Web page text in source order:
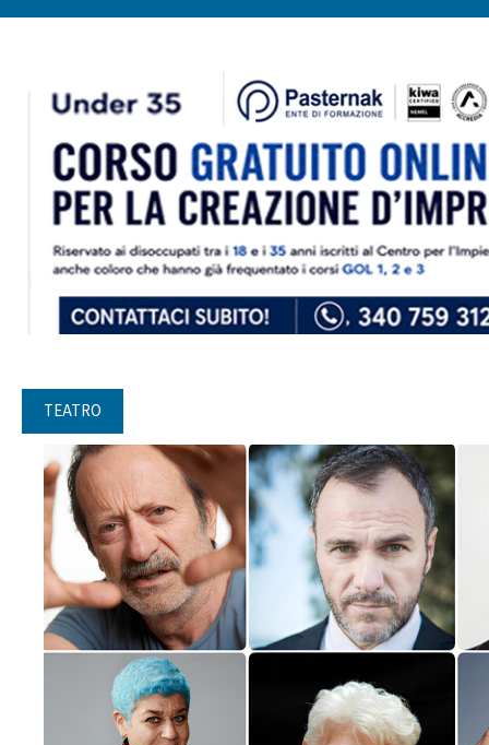
TEATRO